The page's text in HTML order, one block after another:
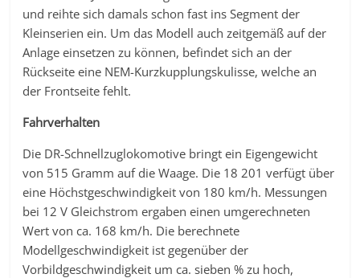
und reihte sich damals schon fast ins Segment der
Kleinserien ein. Um das Modell auch zeitgemäß auf der
Anlage einsetzen zu können, befindet sich an der
Rückseite eine NEM-Kurzkupplungskulisse, welche an
der Frontseite fehlt.
Fahrverhalten
Die DR-Schnellzuglokomotive bringt ein Eigengewicht
von 515 Gramm auf die Waage. Die 18 201 verfügt über
eine Höchstgeschwindigkeit von 180 km/h. Messungen
bei 12 V Gleichstrom ergaben einen umgerechneten
Wert von ca. 168 km/h. Die berechnete
Modellgeschwindigkeit ist gegenüber der
Vorbildgeschwindigkeit um ca. sieben % zu hoch,